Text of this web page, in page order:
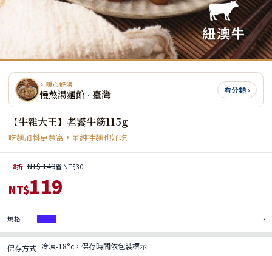
⭐ 暖心好湯
慢熬湯麵館 · 臺灣 看分類 ›
【牛雜大王】老饕牛筋115g
吃麵加料更豐富，單純拌麵也好吃
8折 NT$ 149省 NT$30
NT$119
規格 ›
保存方式 冷凍-18°c，保存時間依包裝標示